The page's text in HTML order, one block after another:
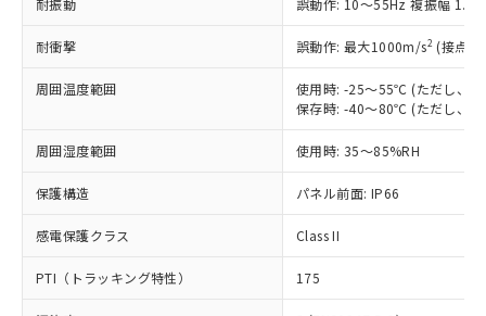
耐振動 誤動作: 10～55Hz 複振幅
耐衝撃 誤動作: 最大1000m/s2 (接点
周囲温度範囲
使用時: -25～55℃ (ただし、氷
保存時: -40～80℃ (ただし、氷
周囲湿度範囲 使用時: 35～85%RH
保護構造 パネル前面: IP66
感電保護クラス Class II
PTI（トラッキング特性） 175
正式な納期状況および標準価格はお客
様のお取引先、またはお客様担当のオ
ムロン制御機器販売店・当社販売員に
オムロン制御機器販売店や当社販売拠
販売ネットワーク
」をご確認
在庫状況および標準価格結果を当社の
事前の承諾なく第三者に漏洩または開
示しないようお願いします。
マイパーツ機能（部品リスト作成サー
ビス）をご利用いただくには、I-Web
メンバーズにご登録されている必要が
但し、RoHS指令で産業用監視および制御機器に対する
適用除外項目は除く。
フタル酸エステル類の４物質については閾値を超える意
図的な使用がないことを確認しています。
部品在庫の切り替え状況などにより、予定
月が前後することがあります。
DBP(フタル酸ジブチル) : 1000ppm、 DIBP(フタル酸ジ
イソブチル) : 1000ppm、 BBP(フタル酸ブチルベンジ
DEHP(フタル酸ビス(2-エチルヘキシル)) : 1000ppm
準値以下であることを示します。
「10」：通常の使用状況下において有害物
質が外部に漏えいし、環境に深刻な影響を
及ぼさない年数を意味します。
「－」：未確認です。当社販売部門へお問
全に破砕するなど、違法に輸出されな
いよう必要な手段を講じます。
当社は貴社製品を、核兵器、ミサイ
ル、化学兵器、生物兵器またはその他
武器並びにこれらの製造装置等に一切
当社は、貴社製品を第三者に販売する
場合は、上記1、2および3の内容を当
該第三者に通知します。また当社は、
販売先および販売に係わる関係者が違
法に輸出するおそれがある場合は、取
り引きをいたしません。
一定数には満たないが在庫あり
－
在庫なし(最新の在庫状況につ
いては、お客様のお取引先、ま
たはお客様担当のオムロン制御
機器販売店・当社販売員にご確
空
受注生産機種、また在庫状況の
情報を公開していない機種